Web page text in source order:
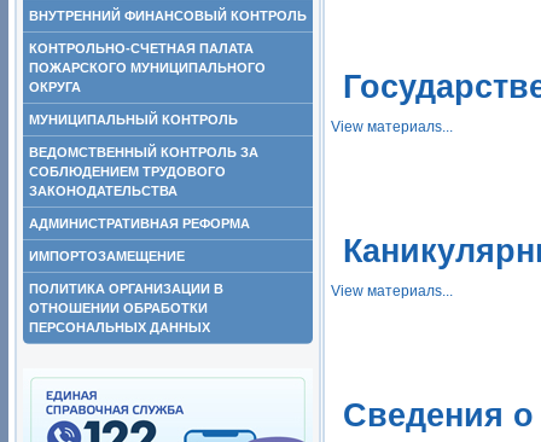
ВНУТРЕННИЙ ФИНАНСОВЫЙ КОНТРОЛЬ
КОНТРОЛЬНО-СЧЕТНАЯ ПАЛАТА
ПОЖАРСКОГО МУНИЦИПАЛЬНОГО
ОКРУГА
МУНИЦИПАЛЬНЫЙ КОНТРОЛЬ
ВЕДОМСТВЕННЫЙ КОНТРОЛЬ ЗА
СОБЛЮДЕНИЕМ ТРУДОВОГО
ЗАКОНОДАТЕЛЬСТВА
АДМИНИСТРАТИВНАЯ РЕФОРМА
ИМПОРТОЗАМЕЩЕНИЕ
ПОЛИТИКА ОРГАНИЗАЦИИ В
ОТНОШЕНИИ ОБРАБОТКИ
ПЕРСОНАЛЬНЫХ ДАННЫХ
View материалs...
View материалs...
Сведения о